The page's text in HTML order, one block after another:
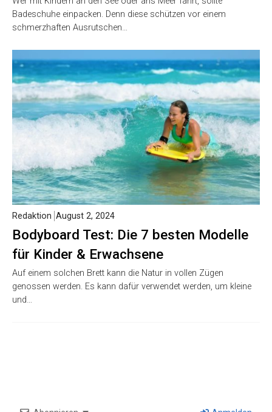
Badeschuhe einpacken. Denn diese schützen vor einem
schmerzhaften Ausrutschen…
Bodyboard Test: Die 7 besten Modelle
für Kinder & Erwachsene
Redaktion August 2, 2024
Auf einem solchen Brett kann die Natur in vollen Zügen
genossen werden. Es kann dafür verwendet werden, um kleine
und…